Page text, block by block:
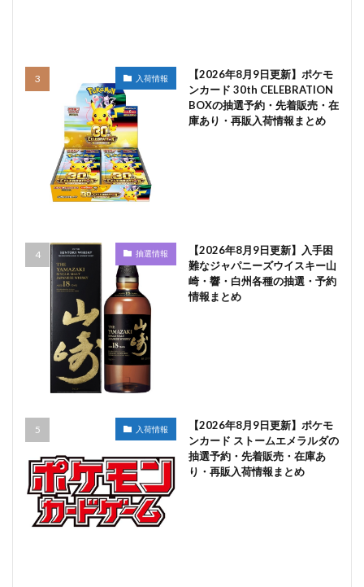
入荷情報
【2026年8月9日更新】ポケモ
ンカード 30th CELEBRATION
BOXの抽選予約・先着販売・在
庫あり・再販入荷情報まとめ
抽選情報
【2026年8月9日更新】入手困
難なジャパニーズウイスキー山
崎・響・白州各種の抽選・予約
情報まとめ
入荷情報
【2026年8月9日更新】ポケモ
ンカード ストームエメラルダの
抽選予約・先着販売・在庫あ
り・再販入荷情報まとめ